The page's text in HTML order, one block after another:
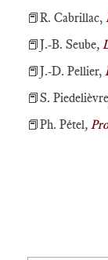
📕R. Cabrillac,
📕J.-B. Seube,
📕J.-D. Pellier,
📕S.
📕Ph. Pétel,